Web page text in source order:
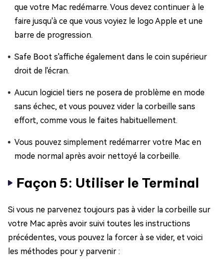
que votre Mac redémarre. Vous devez continuer à le
faire jusqu'à ce que vous voyiez le logo Apple et une
barre de progression.
Safe Boot s'affiche également dans le coin supérieur
droit de l'écran.
Aucun logiciel tiers ne posera de problème en mode
sans échec, et vous pouvez vider la corbeille sans
effort, comme vous le faites habituellement.
Vous pouvez simplement redémarrer votre Mac en
mode normal après avoir nettoyé la corbeille.
Façon 5: Utiliser le Terminal
Si vous ne parvenez toujours pas à vider la corbeille sur
votre Mac après avoir suivi toutes les instructions
précédentes, vous pouvez la forcer à se vider, et voici
les méthodes pour y parvenir :